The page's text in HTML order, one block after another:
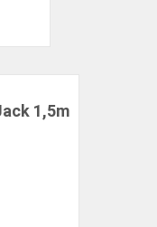
1,5m